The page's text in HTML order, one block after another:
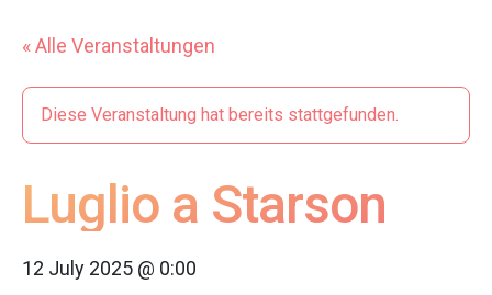
« Alle Veranstaltungen
Diese Veranstaltung hat bereits stattgefunden.
Luglio a Starson
12 July 2025 @ 0:00